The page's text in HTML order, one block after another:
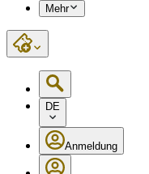
Mehr
DE
Anmeldung